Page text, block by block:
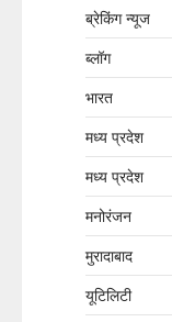
ब्रेकिंग न्यूज
ब्लॉग
भारत
मध्य प्रदेश
मध्य प्रदेश
मनोरंजन
मुरादाबाद
यूटिलिटी